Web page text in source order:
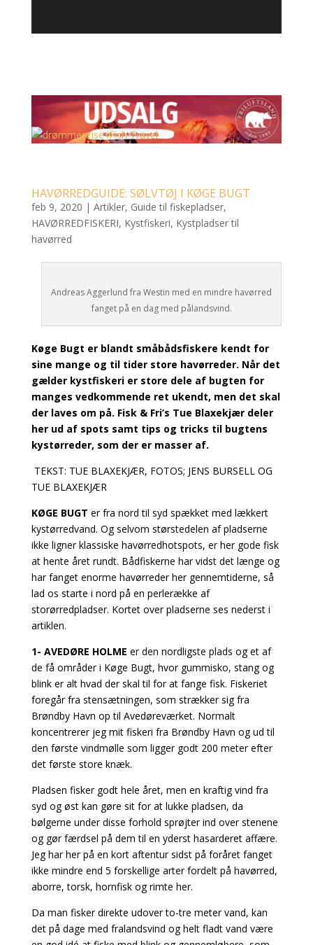
HAVØRREDGUIDE: SØLVTØJ I KØGE BUGT
feb 9, 2020 | Artikler, Guide til fiskepladser,
HAVØRREDFISKERI, Kystfiskeri, Kystpladser til
havørred
Andreas Aggerlund fra Westin med en mindre havørred
fanget på en dag med pålandsvind.
Køge Bugt er blandt småbådsfiskere kendt for
sine mange og til tider store havørreder. Når det
gælder kystfiskeri er store dele af bugten for
manges vedkommende ret ukendt, men det skal
der laves om på. Fisk & Fri’s Tue Blaxekjær deler
her ud af spots samt tips og tricks til bugtens
kystørreder, som der er masser af.
TEKST: TUE BLAXEKJÆR, FOTOS; JENS BURSELL OG
TUE BLAXEKJÆR
KØGE BUGT er fra nord til syd spækket med lækkert
kystørredvand. Og selvom størstedelen af pladserne
ikke ligner klassiske havørredhotspots, er her gode fisk
at hente året rundt. Bådfiskerne har vidst det længe og
har fanget enorme havørreder her gennemtiderne, så
lad os starte i nord på en perlerække af
storørredpladser. Kortet over pladserne ses nederst i
artiklen.
1- AVEDØRE HOLME er den nordligste plads og et af
de få områder i Køge Bugt, hvor gummisko, stang og
blink er alt hvad der skal til for at fange fisk. Fiskeriet
foregår fra stensætningen, som strækker sig fra
Brøndby Havn op til Avedøreværket. Normalt
koncentrerer jeg mit fiskeri fra Brøndby Havn og ud til
den første vindmølle som ligger godt 200 meter efter
det første store knæk.
Pladsen fisker godt hele året, men en kraftig vind fra
syd og øst kan gøre sit for at lukke pladsen, da
bølgerne under disse forhold sprøjter ind over stenene
og gør færdsel på dem til en yderst hasarderet affære.
Jeg har her på en kort aftentursidst på foråret fanget
ikke mindre end 5 forskellige arter fordelt på havørred,
aborre, torsk, hornfisk og rimte her.
Da man fisker direkte udover to-tre meter vand, kan
det på dage med fralandsvind og helt fladt vand være